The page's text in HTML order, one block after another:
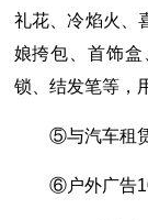
礼花、冷焰火、
娘挎包、首饰
锁、结发笔等，
⑤与汽车租
⑥户外广告